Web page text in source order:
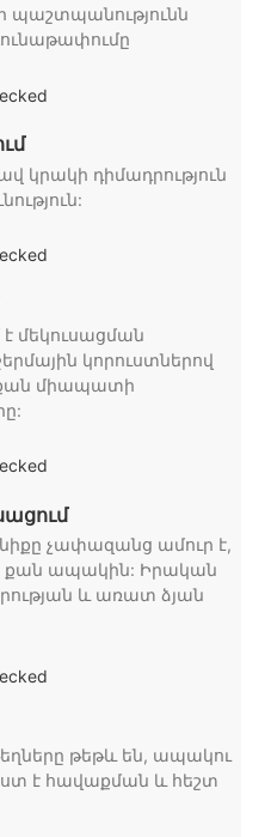
պաշտպանությունն
կրակի դիմադրություն
մեկուսացման
կորուստներով
քան միապատի
չափազանց ամուր է,
քան ապակին: Իրական
և առատ ձյան
թեթև են, ապակու
է հավաքման և հեշտ